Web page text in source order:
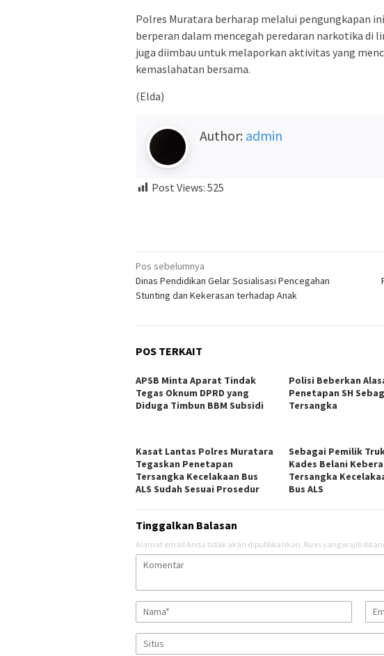
Polres Muratara berharap melalui pengungkapan
berperan dalam mencegah peredaran narkotika di
juga diimbau untuk melaporkan aktivitas yang
kemaslahatan bersama.
(Elda)
Author: admin
Post Views: 525
Navigasi
pos
Pos sebelumnya
Dinas Pendidikan Gelar Sosialisasi Pencegahan
Stunting dan Kekerasan terhadap Anak
POS TERKAIT
APSB Minta Aparat Tindak
Tegas Oknum DPRD yang
Diduga Timbun BBM Subsidi
Polisi Beberkan
Penetapan SH
Tersangka
Kasat Lantas Polres Muratara
Tegaskan Penetapan
Tersangka Kecelakaan Bus
ALS Sudah Sesuai Prosedur
Sebagai Pemilik
Kades Belani
Tersangka
Bus ALS
Tinggalkan Balasan
Alamat email Anda tidak akan dipublikasikan. Ruas yang wajib